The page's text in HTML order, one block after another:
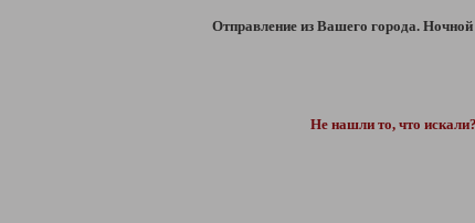
Отправление из Вашего города. Ночной
Не нашли то, что